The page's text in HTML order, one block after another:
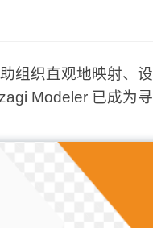
组织直观地映射、设
Modeler 已成为寻